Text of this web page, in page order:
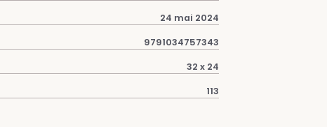
24 mai 2024
9791034757343
32 x 24
113